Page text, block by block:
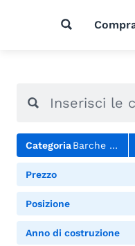
CategoriaBarche a vela
Prezzo
Posizione
Anno di costruzione